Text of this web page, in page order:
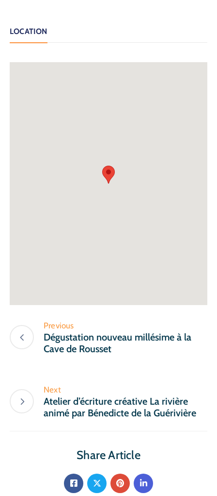
LOCATION
Previous
Dégustation nouveau millésime à la
Cave de Rousset
Next
Atelier d’écriture créative La rivière
animé par Bénedicte de la Guérivière
Share Article